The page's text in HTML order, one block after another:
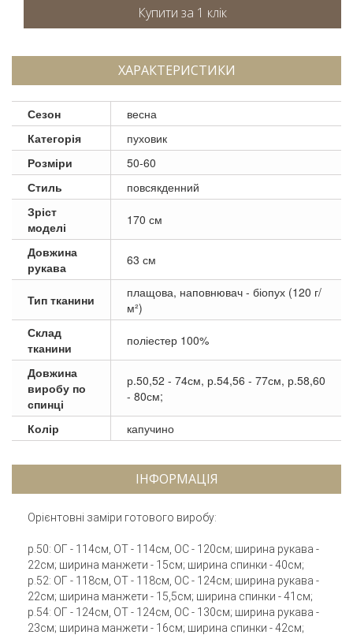
ХАРАКТЕРИСТИКИ
Сезон
весна
Категорія
пуховик
Розміри
50-60
Стиль
повсякденний
Зріст
моделі
170 см
Довжина
рукава
63 см
Тип тканини
плащова, наповнювач - біопух (120 г/
м²)
Склад
тканини
поліестер 100%
Довжина
виробу по
спинці
р.50,52 - 74см, р.54,56 - 77см, р.58,60
- 80см;
Колір капучино
ІНФОРМАЦІЯ
Орієнтовні заміри готового виробу:
р.50: ОГ - 114см, ОТ - 114см, ОC - 120см; ширина рукава -
22см; ширина манжети - 15см; ширина спинки - 40см;
р.52: ОГ - 118см, ОТ - 118см, ОC - 124см; ширина рукава -
22см; ширина манжети - 15,5см; ширина спинки - 41см;
р.54: ОГ - 124см, ОТ - 124см, ОC - 130см; ширина рукава -
23см; ширина манжети - 16см; ширина спинки - 42см;